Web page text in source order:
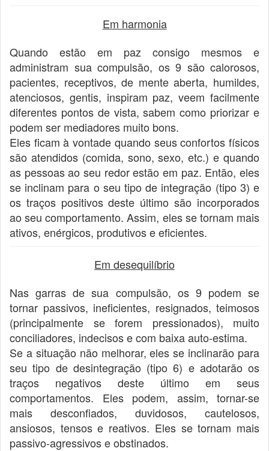
Em harmonia
Quando estão em paz consigo mesmos e
administram sua compulsão, os 9 são calorosos,
pacientes, receptivos, de mente aberta, humildes,
atenciosos, gentis, inspiram paz, veem facilmente
diferentes pontos de vista, sabem como priorizar e
podem ser mediadores muito bons.
Eles ficam à vontade quando seus confortos físicos
são atendidos (comida, sono, sexo, etc.) e quando
as pessoas ao seu redor estão em paz. Então, eles
se inclinam para o seu tipo de integração (tipo 3) e
os traços positivos deste último são incorporados
ao seu comportamento. Assim, eles se tornam mais
ativos, enérgicos, produtivos e eficientes.
Em desequilíbrio
Nas garras de sua compulsão, os 9 podem se
tornar passivos, ineficientes, resignados, teimosos
(principalmente se forem pressionados), muito
conciliadores, indecisos e com baixa auto-estima.
Se a situação não melhorar, eles se inclinarão para
seu tipo de desintegração (tipo 6) e adotarão os
traços negativos deste último em seus
comportamentos. Eles podem, assim, tornar-se
mais desconfiados, duvidosos, cautelosos,
ansiosos, tensos e reativos. Eles se tornam mais
passivo-agressivos e obstinados.